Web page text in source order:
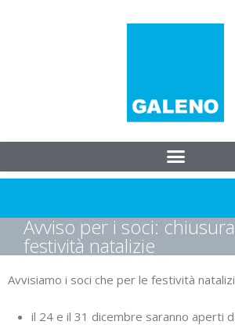
Avviso per i soci:
festività natalizie
Avvisiamo i soci che per le festività
il 24 e il 31 dicembre saranno aperti